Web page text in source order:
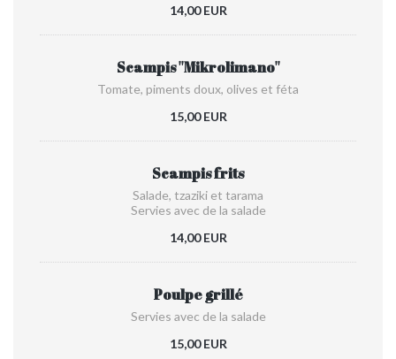
14,00 EUR
Scampis ''Mikrolimano''
Tomate, piments doux, olives et féta
15,00 EUR
Scampis frits
Salade, tzaziki et tarama
Servies avec de la salade
14,00 EUR
Poulpe grillé
Servies avec de la salade
15,00 EUR